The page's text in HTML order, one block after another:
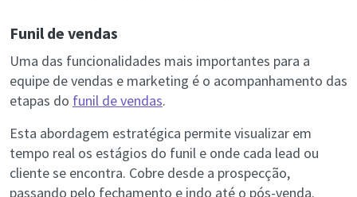
Funil de vendas
Uma das funcionalidades mais importantes para a
equipe de vendas e marketing é o acompanhamento das
etapas do funil de vendas.
Esta abordagem estratégica permite visualizar em
tempo real os estágios do funil e onde cada lead ou
cliente se encontra. Cobre desde a prospecção,
passando pelo fechamento e indo até o pós-venda.